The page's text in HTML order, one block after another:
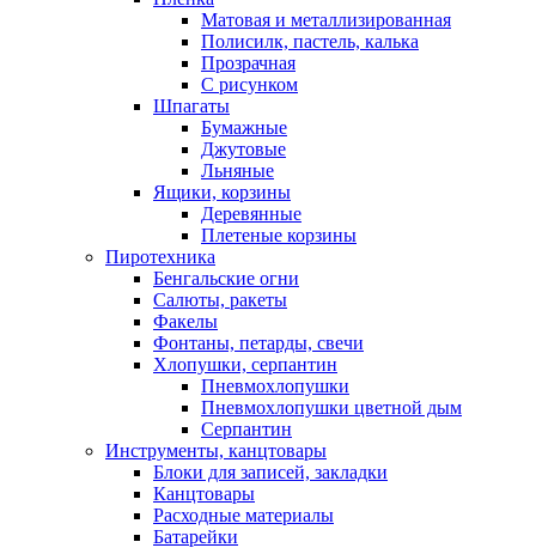
Матовая и металлизированная
Полисилк, пастель, калька
Прозрачная
С рисунком
Шпагаты
Бумажные
Джутовые
Льняные
Ящики, корзины
Деревянные
Плетеные корзины
Пиротехника
Бенгальские огни
Салюты, ракеты
Факелы
Фонтаны, петарды, свечи
Хлопушки, серпантин
Пневмохлопушки
Пневмохлопушки цветной дым
Серпантин
Инструменты, канцтовары
Блоки для записей, закладки
Канцтовары
Расходные материалы
Батарейки